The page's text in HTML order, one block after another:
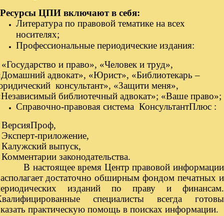
Ресурсы ЦПИ включают в себя:
Литература по правовой тематике на всех
носителях;
Профессиональные периодические издания:
и право», «Человек и труд»,
адвокат», «Юрист», «Библиотекарь –
консультант», «Защити меня»,
библиотечный адвокат»; «Ваше право»;
Справочно-правовая система КонсультантПлюс :
приложение,
выпуск,
законодательства.
В настоящее время Центр правовой информации
достаточно обширным фондом печатных и
изданий по праву и финансам.
специалисты всегда готовы
практическую помощь в поисках информации.